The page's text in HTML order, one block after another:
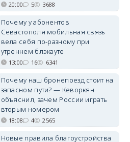
20:00 5 3688
Почему у абонентов
Севастополя мобильная связь
вела себя по-разному при
утреннем блэкауте
13:00 16 6341
Почему наш бронепоезд стоит на
запасном пути? — Кеворкян
объяснил, зачем России играть
вторым номером
18:08 4 2565
Новые правила благоустройства